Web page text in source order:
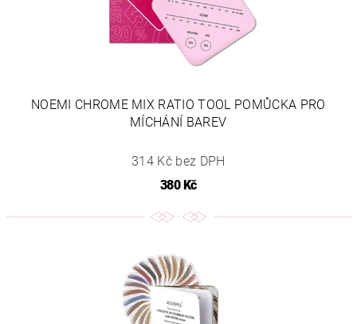
NOEMI CHROME MIX RATIO TOOL POMŮCKA PRO
MÍCHÁNÍ BAREV
314 Kč bez DPH
380 Kč